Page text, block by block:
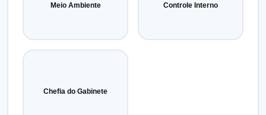
Meio Ambiente Controle Interno
Chefia do Gabinete